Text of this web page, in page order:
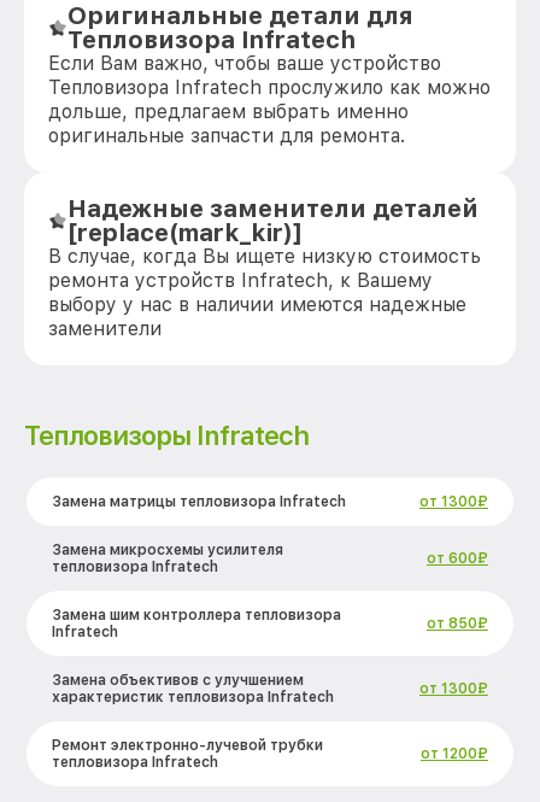
Оригинальные детали для
Тепловизора Infratech
Если Вам важно, чтобы ваше устройство
Тепловизора Infratech прослужило как можно
дольше, предлагаем выбрать именно
оригинальные запчасти для ремонта.
Надежные заменители деталей
[replace(mark_kir)]
В случае, когда Вы ищете низкую стоимость
ремонта устройств Infratech, к Вашему
выбору у нас в наличии имеются надежные
заменители
Тепловизоры Infratech
Замена матрицы тепловизора Infratech от 1300₽
Замена микросхемы усилителя
тепловизора Infratech
от 600₽
Замена шим контроллера тепловизора
Infratech
от 850₽
Замена объективов с улучшением
характеристик тепловизора Infratech
от 1300₽
Ремонт электронно-лучевой трубки
тепловизора Infratech
от 1200₽